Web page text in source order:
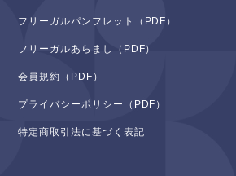
フリーガルパンフレット（PDF）
フリーガルあらまし（PDF）
会員規約（PDF）
プライバシーポリシー（PDF）
特定商取引法に基づく表記